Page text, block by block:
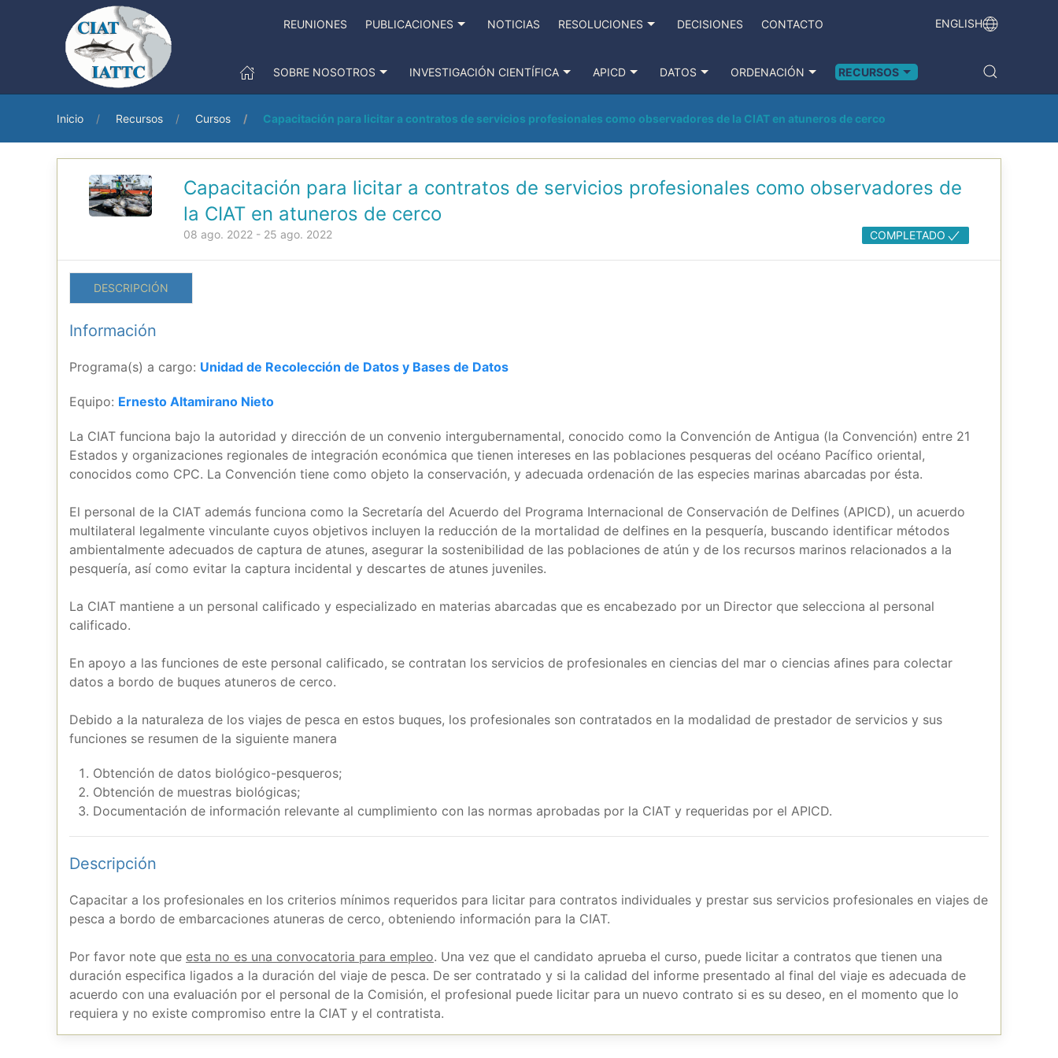
REUNIONES PUBLICACIONES NOTICIAS RESOLUCIONES DECISIONES CONTACTO ENGLISH
SOBRE NOSOTROS INVESTIGACIÓN CIENTÍFICA APICD DATOS ORDENACIÓN RECURSOS
Inicio Recursos Cursos Capacitación para licitar a contratos de servicios profesionales como observadores de la CIAT en atuneros de cerco
Capacitación para licitar a contratos de servicios profesionales como observadores de
la CIAT en atuneros de cerco
COMPLETADO
08 ago. 2022 - 25 ago. 2022
DESCRIPCIÓN
Información
Programa(s) a cargo: Unidad de Recolección de Datos y Bases de Datos
Equipo: Ernesto Altamirano Nieto
La CIAT funciona bajo la autoridad y dirección de un convenio intergubernamental, conocido como la Convención de Antigua (la Convención) entre 21
Estados y organizaciones regionales de integración económica que tienen intereses en las poblaciones pesqueras del océano Pacífico oriental,
conocidos como CPC. La Convención tiene como objeto la conservación, y adecuada ordenación de las especies marinas abarcadas por ésta.
El personal de la CIAT además funciona como la Secretaría del Acuerdo del Programa Internacional de Conservación de Delfines (APICD), un acuerdo
multilateral legalmente vinculante cuyos objetivos incluyen la reducción de la mortalidad de delfines en la pesquería, buscando identificar métodos
ambientalmente adecuados de captura de atunes, asegurar la sostenibilidad de las poblaciones de atún y de los recursos marinos relacionados a la
pesquería, así como evitar la captura incidental y descartes de atunes juveniles.
La CIAT mantiene a un personal calificado y especializado en materias abarcadas que es encabezado por un Director que selecciona al personal
calificado.
En apoyo a las funciones de este personal calificado, se contratan los servicios de profesionales en ciencias del mar o ciencias afines para colectar
datos a bordo de buques atuneros de cerco.
Debido a la naturaleza de los viajes de pesca en estos buques, los profesionales son contratados en la modalidad de prestador de servicios y sus
funciones se resumen de la siguiente manera
Obtención de datos biológico-pesqueros;
Obtención de muestras biológicas;
Documentación de información relevante al cumplimiento con las normas aprobadas por la CIAT y requeridas por el APICD.
Descripción
Capacitar a los profesionales en los criterios mínimos requeridos para licitar para contratos individuales y prestar sus servicios profesionales en viajes de
pesca a bordo de embarcaciones atuneras de cerco, obteniendo información para la CIAT.
Por favor note que esta no es una convocatoria para empleo. Una vez que el candidato aprueba el curso, puede licitar a contratos que tienen una
duración especifica ligados a la duración del viaje de pesca. De ser contratado y si la calidad del informe presentado al final del viaje es adecuada de
acuerdo con una evaluación por el personal de la Comisión, el profesional puede licitar para un nuevo contrato si es su deseo, en el momento que lo
requiera y no existe compromiso entre la CIAT y el contratista.